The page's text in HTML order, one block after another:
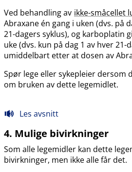
Ved behandling av ikke-småcellet
Abraxane én gang i uken (dvs. på
21-dagers syklus), og karboplatin
uke (dvs. kun på dag 1 av hver 21-
umiddelbart etter at dosen av
Spør lege eller sykepleier dersom
om bruken av dette legemidlet.
Les avsnitt
4. Mulige bivirkninger
Som alle legemidler kan dette
bivirkninger, men ikke alle får det.